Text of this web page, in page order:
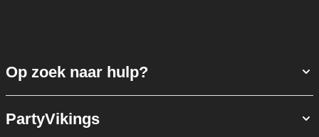
Op zoek naar hulp?
PartyVikings